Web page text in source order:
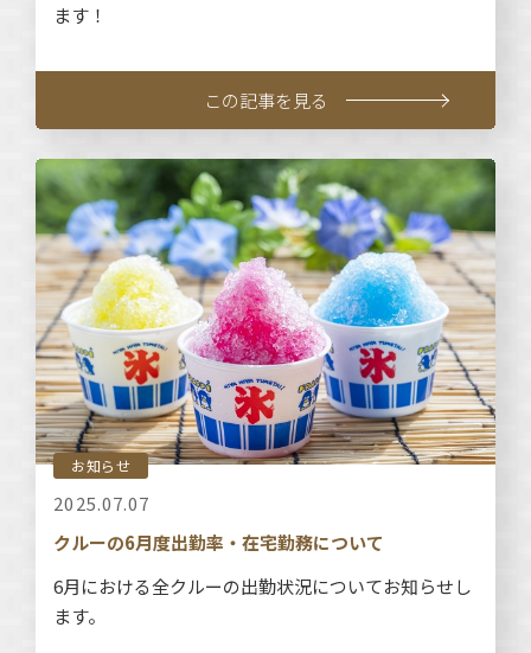
ます！
この記事を見る
お知らせ
2025.07.07
クルーの6月度出勤率・在宅勤務について
6月における全クルーの出勤状況についてお知らせし
ます。